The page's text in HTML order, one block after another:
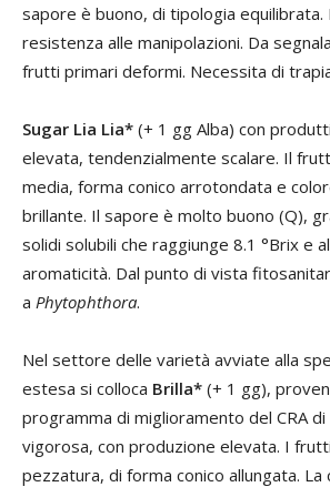
sapore è buono, di tipologia equilibrata.
resistenza alle manipolazioni. Da
frutti primari deformi. Necessita di
Sugar Lia Lia* (+ 1 gg Alba) con
elevata, tendenzialmente scalare. Il
media, forma conico arrotondata e
brillante. Il sapore è molto buono (Q),
solidi solubili che raggiunge 8.1 °Brix e
aromaticità. Dal punto di vista
a Phytophthora.
Nel settore delle varietà avviate alla
estesa si colloca Brilla* (+ 1 gg),
programma di miglioramento del CRA di
vigorosa, con produzione elevata. I
pezzatura, di forma conico allungata. La